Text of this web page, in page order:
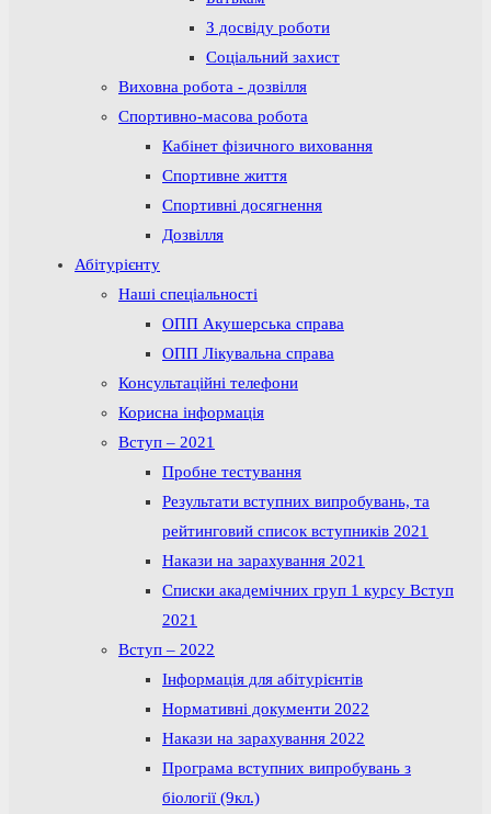
З досвіду роботи
Соціальний захист
Виховна робота - дозвілля
Спортивно-масова робота
Кабінет фізичного виховання
Спортивне життя
Спортивні досягнення
Дозвілля
Абітурієнту
Наші спеціальності
ОПП Акушерська справа
ОПП Лікувальна справа
Консультаційні телефони
Корисна інформація
Вступ – 2021
Пробне тестування
Результати вступних випробувань, та
рейтинговий список вступників 2021
Накази на зарахування 2021
Списки академічних груп 1 курсу Вступ
2021
Вступ – 2022
Інформація для абітурієнтів
Нормативні документи 2022
Накази на зарахування 2022
Програма вступних випробувань з
біології (9кл.)